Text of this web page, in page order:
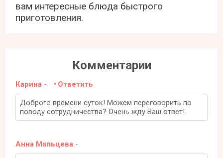
вам интересные блюда быстрого
приготовления.
Комментарии
Карина - Ответить
Доброго времени суток! Можем переговорить по
поводу сотрудничества? Очень жду Ваш ответ!
Анна Мальцева -